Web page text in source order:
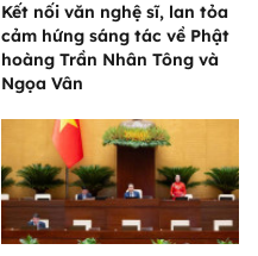
Kết nối văn nghệ sĩ, lan tỏa
cảm hứng sáng tác về Phật
hoàng Trần Nhân Tông và
Ngọa Vân